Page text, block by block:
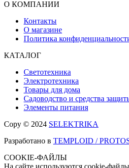
О КОМПАНИИ
Контакты
О магазине
Политика
КАТАЛОГ
Светотехника
Электротехника
Товары для дома
Садоводство и средства
Элементы питания
Copy © 2024 SELEKTRIKA
Разработано в TEMPLOID /
COOKIE-ФАЙЛЫ